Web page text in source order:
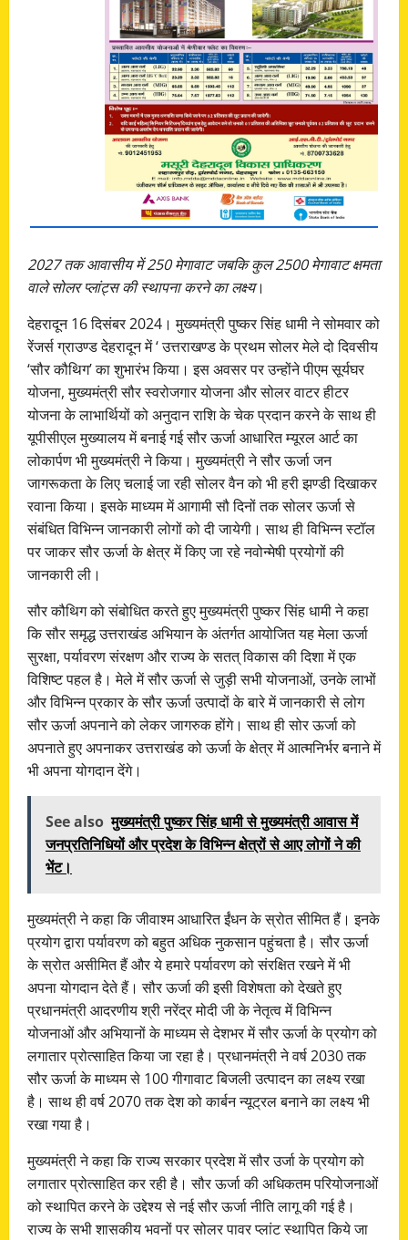
2027 तक आवासीय में 250 मेगावाट जबकि कुल 2500 मेगावाट क्षमता
वाले सोलर प्लांट्स की स्थापना करने का लक्ष्य।
देहरादून 16 दिसंबर 2024। मुख्यमंत्री पुष्कर सिंह धामी ने सोमवार को
रेंजर्स ग्राउण्ड देहरादून में ‘ उत्तराखण्ड के प्रथम सोलर मेले दो दिवसीय
‘सौर कौथिग’ का शुभारंभ किया। इस अवसर पर उन्होंने पीएम सूर्यघर
योजना, मुख्यमंत्री सौर स्वरोजगार योजना और सोलर वाटर हीटर
योजना के लाभार्थियों को अनुदान राशि के चेक प्रदान करने के साथ ही
यूपीसीएल मुख्यालय में बनाई गई सौर ऊर्जा आधारित म्यूरल आर्ट का
लोकार्पण भी मुख्यमंत्री ने किया। मुख्यमंत्री ने सौर ऊर्जा जन
जागरूकता के लिए चलाई जा रही सोलर वैन को भी हरी झण्डी दिखाकर
रवाना किया। इसके माध्यम में आगामी सौ दिनों तक सोलर ऊर्जा से
संबंधित विभिन्न जानकारी लोगों को दी जायेगी। साथ ही विभिन्न स्टॉल
पर जाकर सौर ऊर्जा के क्षेत्र में किए जा रहे नवोन्मेषी प्रयोगों की
जानकारी ली।
सौर कौथिग को संबोधित करते हुए मुख्यमंत्री पुष्कर सिंह धामी ने कहा
कि सौर समृद्ध उत्तराखंड अभियान के अंतर्गत आयोजित यह मेला ऊर्जा
सुरक्षा, पर्यावरण संरक्षण और राज्य के सतत् विकास की दिशा में एक
विशिष्ट पहल है। मेले में सौर ऊर्जा से जुड़ी सभी योजनाओं, उनके लाभों
और विभिन्न प्रकार के सौर ऊर्जा उत्पादों के बारे में जानकारी से लोग
सौर ऊर्जा अपनाने को लेकर जागरुक होंगे। साथ ही सोर ऊर्जा को
अपनाते हुए अपनाकर उत्तराखंड को ऊर्जा के क्षेत्र में आत्मनिर्भर बनाने में
भी अपना योगदान देंगे।
See also मुख्यमंत्री पुष्कर सिंह धामी से मुख्यमंत्री आवास में
जनप्रतिनिधियों और प्रदेश के विभिन्न क्षेत्रों से आए लोगों ने की
भेंट।
मुख्यमंत्री ने कहा कि जीवाश्म आधारित ईंधन के स्रोत सीमित हैं। इनके
प्रयोग द्वारा पर्यावरण को बहुत अधिक नुकसान पहुंचता है। सौर ऊर्जा
के स्रोत असीमित हैं और ये हमारे पर्यावरण को संरक्षित रखने में भी
अपना योगदान देते हैं। सौर ऊर्जा की इसी विशेषता को देखते हुए
प्रधानमंत्री आदरणीय श्री नरेंद्र मोदी जी के नेतृत्व में विभिन्न
योजनाओं और अभियानों के माध्यम से देशभर में सौर ऊर्जा के प्रयोग को
लगातार प्रोत्साहित किया जा रहा है। प्रधानमंत्री ने वर्ष 2030 तक
सौर ऊर्जा के माध्यम से 100 गीगावाट बिजली उत्पादन का लक्ष्य रखा
है। साथ ही वर्ष 2070 तक देश को कार्बन न्यूट्रल बनाने का लक्ष्य भी
रखा गया है।
मुख्यमंत्री ने कहा कि राज्य सरकार प्रदेश में सौर उर्जा के प्रयोग को
लगातार प्रोत्साहित कर रही है। सौर ऊर्जा की अधिकतम परियोजनाओं
को स्थापित करने के उद्देश्य से नई सौर ऊर्जा नीति लागू की गई है।
राज्य के सभी शासकीय भवनों पर सोलर पावर प्लांट स्थापित किये जा